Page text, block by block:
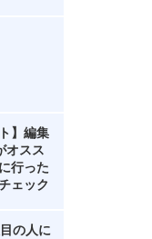
】編集
オスス
行った
ェック
の人に